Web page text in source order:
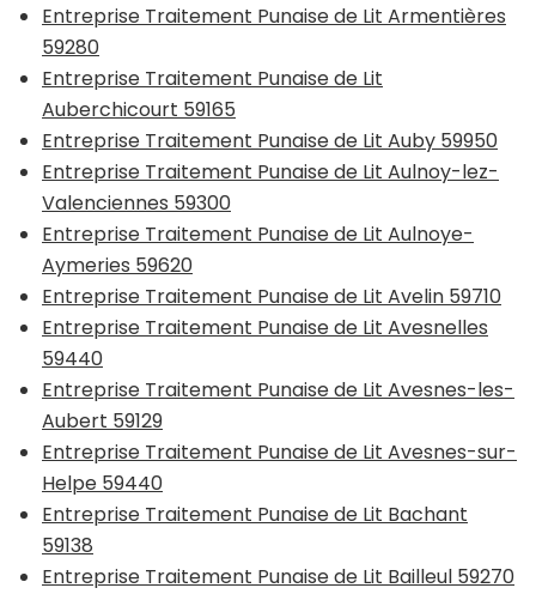
Entreprise Traitement Punaise de Lit Armentières
59280
Entreprise Traitement Punaise de Lit
Auberchicourt 59165
Entreprise Traitement Punaise de Lit Auby 59950
Entreprise Traitement Punaise de Lit Aulnoy-lez-
Valenciennes 59300
Entreprise Traitement Punaise de Lit Aulnoye-
Aymeries 59620
Entreprise Traitement Punaise de Lit Avelin 59710
Entreprise Traitement Punaise de Lit Avesnelles
59440
Entreprise Traitement Punaise de Lit Avesnes-les-
Aubert 59129
Entreprise Traitement Punaise de Lit Avesnes-sur-
Helpe 59440
Entreprise Traitement Punaise de Lit Bachant
59138
Entreprise Traitement Punaise de Lit Bailleul 59270